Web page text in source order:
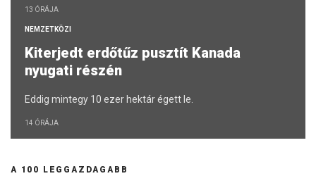
13 ÓRÁJA
NEMZETKÖZI
Kiterjedt erdőtűz pusztít Kanada
nyugati részén
Eddig mintegy 10 ezer hektár égett le.
14 ÓRÁJA
A 100 LEGGAZDAGABB